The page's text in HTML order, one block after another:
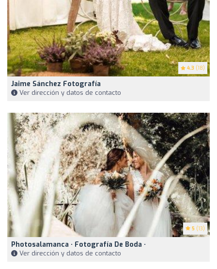
4.3 (18)
Jaime Sánchez Fotografía
Ver dirección y datos de contacto
5 (13)
Photosalamanca · Fotografía De Boda ·
Ver dirección y datos de contacto